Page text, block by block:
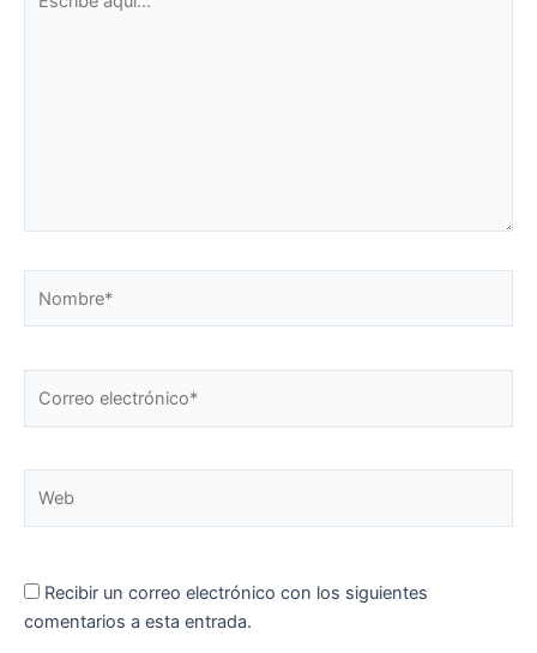
aquí...
electrónico*
Recibir un correo electrónico con los siguientes
comentarios a esta entrada.